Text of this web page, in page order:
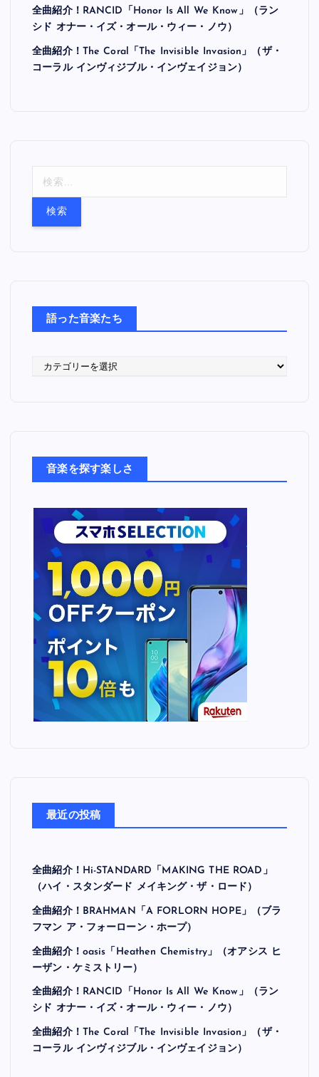
全曲紹介！RANCID「Honor Is All We Know」（ラン
シド オナー・イズ・オール・ウィー・ノウ）
全曲紹介！The Coral「The Invisible Invasion」（ザ・
コーラル インヴィジブル・インヴェイジョン）
語った音楽たち
音楽を探す楽しさ
最近の投稿
全曲紹介！Hi-STANDARD「MAKING THE ROAD」
（ハイ・スタンダード メイキング・ザ・ロード）
全曲紹介！BRAHMAN「A FORLORN HOPE」（ブラ
フマン ア・フォーローン・ホープ）
全曲紹介！oasis「Heathen Chemistry」（オアシス ヒ
ーザン・ケミストリー）
全曲紹介！RANCID「Honor Is All We Know」（ラン
シド オナー・イズ・オール・ウィー・ノウ）
全曲紹介！The Coral「The Invisible Invasion」（ザ・
コーラル インヴィジブル・インヴェイジョン）